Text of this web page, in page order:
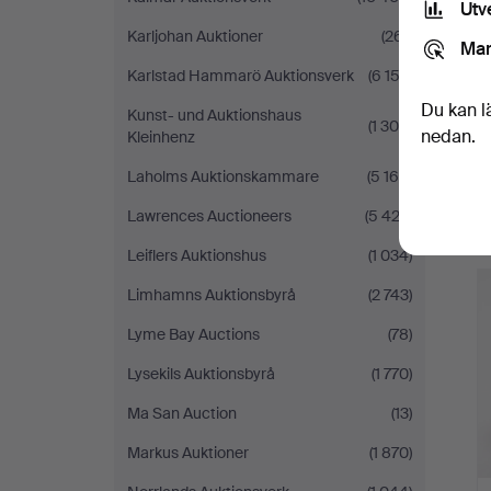
Karljohan Auktioner
(261)
Karlstad Hammarö Auktionsverk
(6 152)
Kunst- und Auktionshaus
Kleinhenz
(1 300)
Laholms Auktionskammare
(5 169)
Lawrences Auctioneers
(5 423)
Leiflers Auktionshus
(1 034)
Limhamns Auktionsbyrå
(2 743)
Lyme Bay Auctions
(78)
Lysekils Auktionsbyrå
(1 770)
Ma San Auction
(13)
Markus Auktioner
(1 870)
Du kan
nedan.